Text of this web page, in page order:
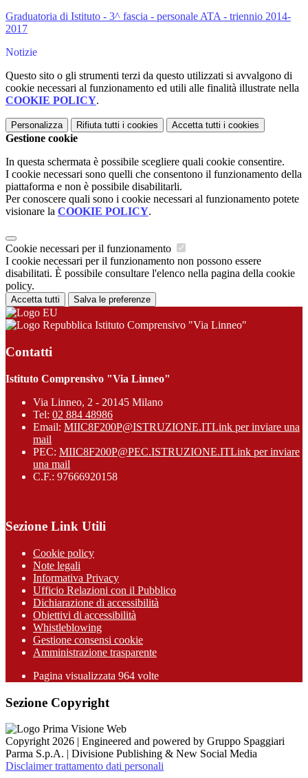
Graduatoria di Istituto - 3^ fascia - personale ATA - triennio 2014-
2017
Notizie
Questo sito o gli strumenti terzi da questo utilizzati si avvalgono di
cookie necessari al funzionamento ed utili alle finalità illustrate nella
COOKIE POLICY.
Personalizza Rifiuta tutti i cookies Accetta tutti i cookies
Gestione cookie
In questa schermata è possibile scegliere quali cookie consentire.
I cookie necessari sono quelli che consentono il funzionamento della
piattaforma e non è possibile disabilitarli.
Per conoscere quali sono i cookie necessari al funzionamento potete
visionare la COOKIE POLICY.
Cookie necessari per il funzionamento
I cookie necessari per il funzionamento non possono essere
disabilitati. È possibile consultare l'elenco nella pagina della cookie
policy.
Accetta tutti Salva le preferenze
Istituto Comprensivo "Via Linneo"
Contatti
Istituto Comprensivo "Via Linneo"
Via Linneo, 2 - 20145 Milano
Tel: 02 884 48986
Email: MIIC8F200P@ISTRUZIONE.ITLink per inviare una
mail
PEC: MIIC8F200P@PEC.ISTRUZIONE.ITLink per inviare
una mail
C.F.: 97666920158
Sezione Link Utili
Cookie policy
Note legali
Informativa Privacy
Ufficio Relazioni con il Pubblico
Dichiarazione di accessibilità
Obiettivi di accessibilità
Whistleblowing
Gestione consensi cookie
Amministrazione trasparente
Pagina visualizzata 964 volte
Sezione Copyright
Copyright 2026 | Engineered and powered by Gruppo Spaggiari
Parma S.p.A. | Divisione Publishing & New Social Media
Disclaimer trattamento dati personali